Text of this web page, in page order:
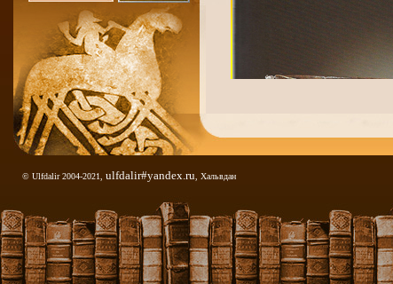
© Ulfdalir 2004-2021, ulfdalir#yandex.ru , Хальвдан